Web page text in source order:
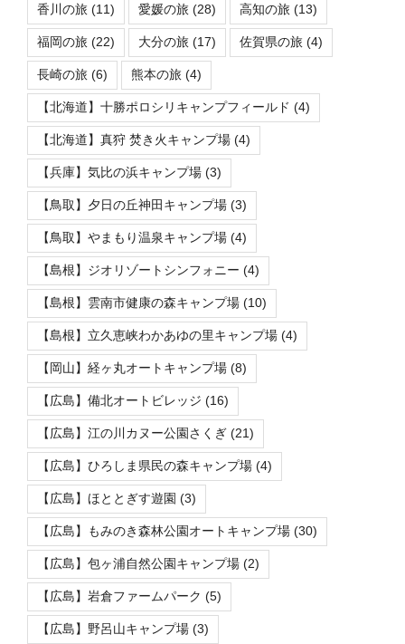
香川の旅 (11) 愛媛の旅 (28) 高知の旅 (13)
福岡の旅 (22) 大分の旅 (17) 佐賀県の旅 (4)
長崎の旅 (6) 熊本の旅 (4)
【北海道】十勝ポロシリキャンプフィールド (4)
【北海道】真狩 焚き火キャンプ場 (4)
【兵庫】気比の浜キャンプ場 (3)
【鳥取】夕日の丘神田キャンプ場 (3)
【鳥取】やまもり温泉キャンプ場 (4)
【島根】ジオリゾートシンフォニー (4)
【島根】雲南市健康の森キャンプ場 (10)
【島根】立久恵峡わかあゆの里キャンプ場 (4)
【岡山】経ヶ丸オートキャンプ場 (8)
【広島】備北オートビレッジ (16)
【広島】江の川カヌー公園さくぎ (21)
【広島】ひろしま県民の森キャンプ場 (4)
【広島】ほととぎす遊園 (3)
【広島】もみのき森林公園オートキャンプ場 (30)
【広島】包ヶ浦自然公園キャンプ場 (2)
【広島】岩倉ファームパーク (5)
【広島】野呂山キャンプ場 (3)